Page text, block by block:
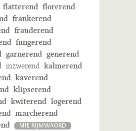
flatterend florerend
frankerend
frauderend
fungerend
garnerend generend
inzwerend kalmerend
kaverend
klipserend
kwiterend logerend
marcherend
MIE RIJMWÄÖRD